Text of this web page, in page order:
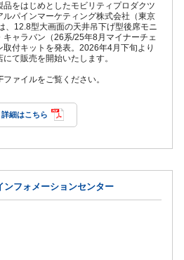
をはじめとしたモビリティプロダクツ
パインマーケティング株式会社（東京
、12.8型大画面の天井吊下げ型後席モニ
キャラバン（26系/25年8月マイナーチェ
付キットを発表。2026年4月下旬より
て販売を開始いたします。
ァイルをご覧ください。
詳細はこちら
ンフォメーションセンター